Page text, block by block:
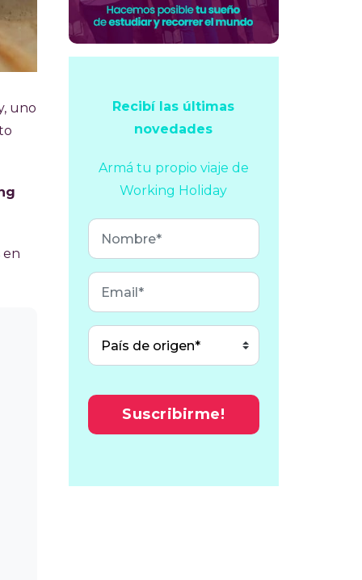
uno
en
Recibí las últimas
novedades
Armá tu propio viaje de
Working Holiday